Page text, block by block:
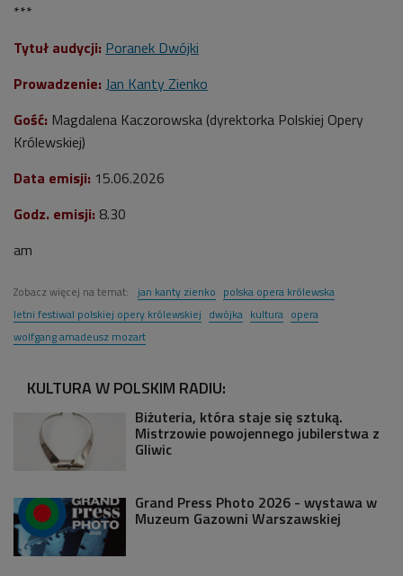
***
Tytuł audycji: Poranek Dwójki
Prowadzenie: Jan Kanty Zienko
Gość: Magdalena Kaczorowska (dyrektorka Polskiej Opery
Królewskiej)
Data emisji: 15.06.2026
Godz. emisji: 8.30
am
Zobacz więcej na temat: jan kanty zienko polska opera królewska
letni festiwal polskiej opery królewskiej dwójka kultura opera
wolfgang amadeusz mozart
KULTURA W POLSKIM RADIU:
Biżuteria, która staje się sztuką.
Mistrzowie powojennego jubilerstwa z
Gliwic
Grand Press Photo 2026 - wystawa w
Muzeum Gazowni Warszawskiej